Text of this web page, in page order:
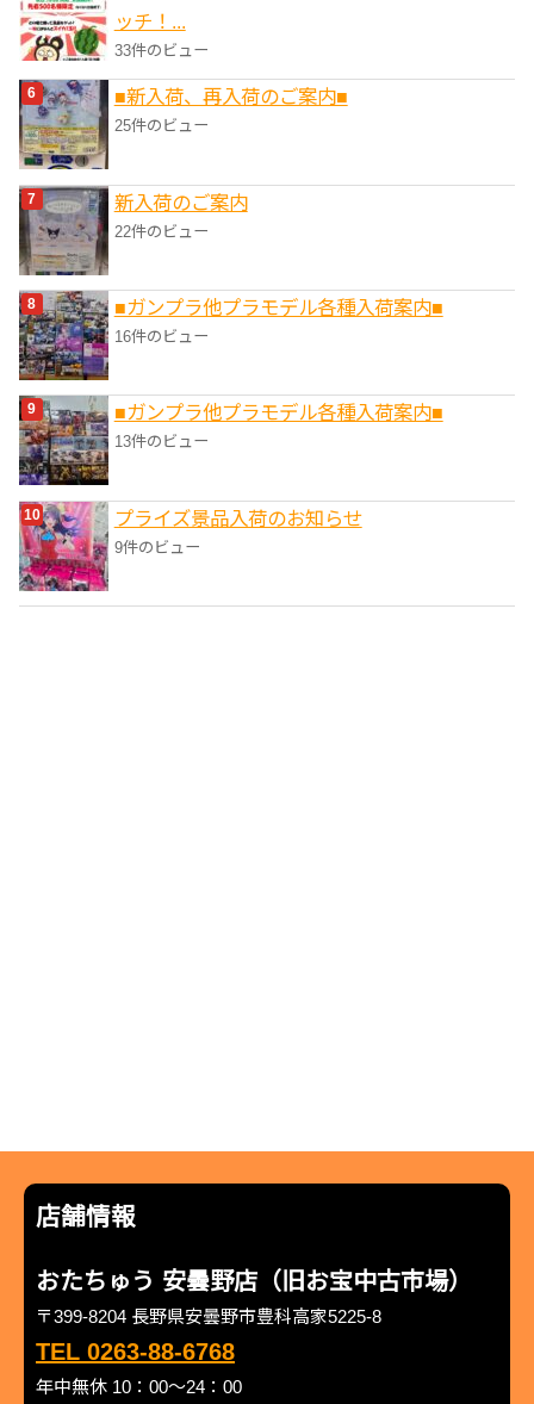
ッチ！...
33件のビュー
■新入荷、再入荷のご案内■
25件のビュー
新入荷のご案内
22件のビュー
■ガンプラ他プラモデル各種入荷案内■
16件のビュー
■ガンプラ他プラモデル各種入荷案内■
13件のビュー
プライズ景品入荷のお知らせ
9件のビュー
店舗情報
おたちゅう 安曇野店（旧お宝中古市場）
〒399-8204 長野県安曇野市豊科高家5225-8
TEL 0263-88-6768
年中無休 10：00～24：00